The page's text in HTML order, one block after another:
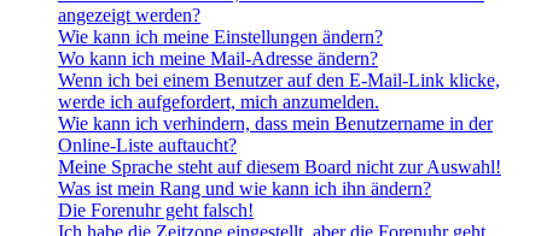
angezeigt werden?
Wie kann ich meine Einstellungen ändern?
Wo kann ich meine Mail-Adresse ändern?
Wenn ich bei einem Benutzer auf den E-Mail-Link klicke,
werde ich aufgefordert, mich anzumelden.
Wie kann ich verhindern, dass mein Benutzername in der
Online-Liste auftaucht?
Meine Sprache steht auf diesem Board nicht zur Auswahl!
Was ist mein Rang und wie kann ich ihn ändern?
Die Forenuhr geht falsch!
Ich habe die Zeitzone eingestellt, aber die Forenuhr geht